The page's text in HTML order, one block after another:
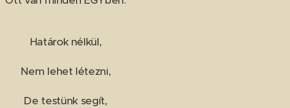
Határok nélkül,
Nem lehet létezni,
De testünk segít,